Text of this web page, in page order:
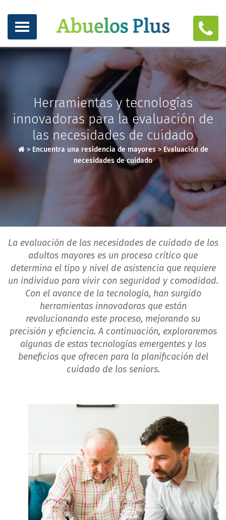
Herramientas y tecnologías
innovadoras para la evaluación de
las necesidades de cuidado
> Encuentra una residencia de mayores>Evaluación de
necesidades de cuidado
La evaluación de las necesidades de cuidado de los
adultos mayores es un proceso crítico que
determina el tipo y nivel de asistencia que requiere
un individuo para vivir con seguridad y comodidad.
Con el avance de la tecnología, han surgido
herramientas innovadoras que están
revolucionando este proceso, mejorando su
precisión y eficiencia. A continuación, exploraremos
algunas de estas tecnologías emergentes y los
beneficios que ofrecen para la planificación del
cuidado de los seniors.